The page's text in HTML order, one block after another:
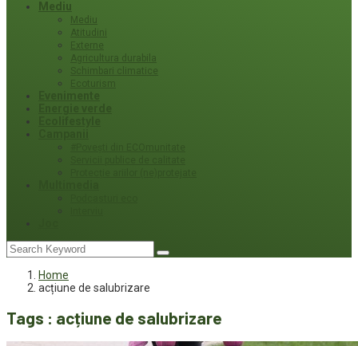
Mediu
Mediu
Atitudini
Externe
Agricultura durabila
Schimbari climatice
Ecoturism
Home
acțiune de salubrizare
Tags : acțiune de salubrizare